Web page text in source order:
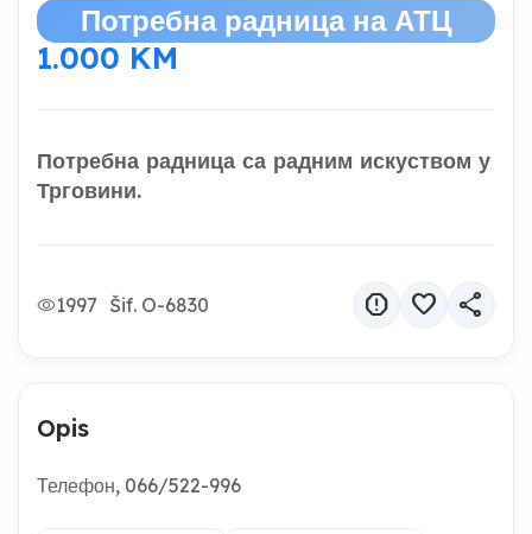
Потребна радница на АТЦ
1.000 KM
Потребна радница са радним искуством у
Трговини.
1997 Šif. O-6830 report favorite share
Opis
Телефон, 066/522-996